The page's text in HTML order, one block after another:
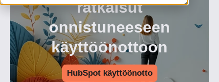
ratkaisut
onnistuneeseen
käyttöönottoon
HubSpot käyttöönotto